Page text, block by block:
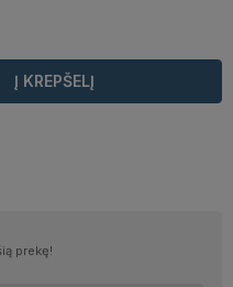
Į KREPŠELĮ
prekę!